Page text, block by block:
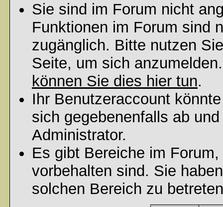
Sie sind im Forum nicht
Funktionen im Forum sind
zugänglich. Bitte nutzen
Seite, um sich
können Sie dies hier tun.
Ihr Benutzeraccount
sich gegebenenfalls ab
Administrator.
Es gibt Bereiche im
vorbehalten sind. Sie
solchen Bereich zu